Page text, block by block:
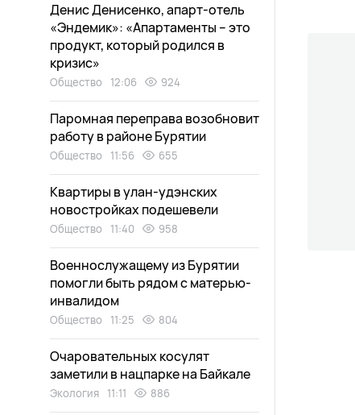
Денис Денисенко, апарт-отель
«Эндемик»: «Апартаменты – это
продукт, который родился в
кризис»
Общество 12:06 924
Паромная переправа возобновит
работу в районе Бурятии
Общество 11:56 655
Квартиры в улан-удэнских
новостройках подешевели
Общество 11:40 958
Военнослужащему из Бурятии
помогли быть рядом с матерью-
инвалидом
Общество 11:25 804
Очаровательных косулят
заметили в нацпарке на Байкале
Экология 11:11 886